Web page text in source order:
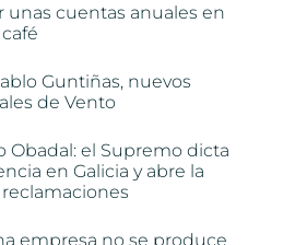
unas cuentas anuales en
Guntiñas, nuevos
de Vento
Obadal: el Supremo dicta
en Galicia y abre la
empresa no se produce